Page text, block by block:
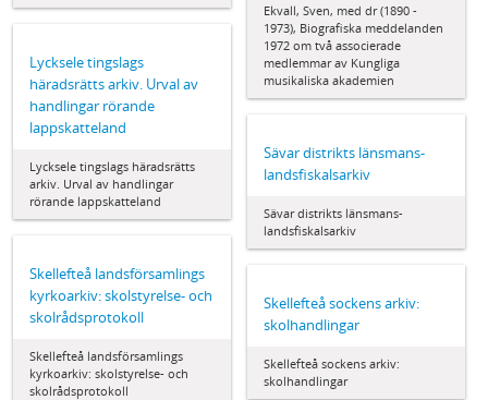
Ekvall, Sven, med dr (1890 -
1973), Biografiska meddelanden
1972 om två associerade
medlemmar av Kungliga
musikaliska akademien
Lycksele tingslags
häradsrätts arkiv. Urval av
handlingar rörande
lappskatteland
Lycksele tingslags häradsrätts
arkiv. Urval av handlingar
rörande lappskatteland
Sävar distrikts länsmans-
landsfiskalsarkiv
Sävar distrikts länsmans-
landsfiskalsarkiv
Skellefteå landsförsamlings
kyrkoarkiv: skolstyrelse- och
skolrådsprotokoll
Skellefteå landsförsamlings
kyrkoarkiv: skolstyrelse- och
skolrådsprotokoll
Skellefteå sockens arkiv:
skolhandlingar
Skellefteå sockens arkiv:
skolhandlingar